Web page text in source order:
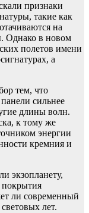
признаки
такие как
на
Однако в новом
полетов имени
а
тем, что
сильнее
длины волн.
к тому же
энергии
кремния и
экзопланету,
ли современный
лет.